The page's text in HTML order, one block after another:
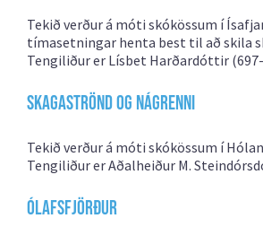
Tekið verður á móti skókössum í
tímasetningar henta best til að skila
Tengiliður er Lísbet Harðardóttir
Skagaströnd og nágrenni
Tekið verður á móti skókössum í
Tengiliður er Aðalheiður M.
Ólafsfjörður